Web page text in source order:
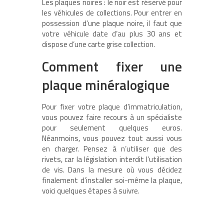
les véhicules de collections. Pour entrer en
possession d’une plaque noire, il faut que
votre véhicule date d’au plus 30 ans et
dispose d’une carte grise collection.
Comment fixer une
plaque minéralogique
Pour fixer votre plaque d’immatriculation,
vous pouvez faire recours à un spécialiste
pour seulement quelques euros.
Néanmoins, vous pouvez tout aussi vous
en charger. Pensez à n’utiliser que des
rivets, car la législation interdit l’utilisation
de vis. Dans la mesure où vous décidez
finalement d’installer soi-même la plaque,
voici quelques étapes à suivre.